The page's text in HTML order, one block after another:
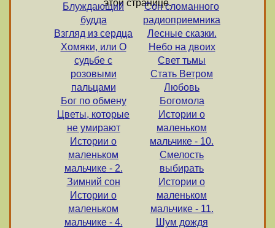
этой странице.
Блуждающий
будда
Взгляд из сердца
Хомяки, или О
судьбе с
розовыми
пальцами
Бог по обмену
Цветы, которые
не умирают
Истории о
маленьком
мальчике - 2.
Зимний сон
Истории о
маленьком
мальчике - 4.
Сон сломанного
радиоприемника
Лесные сказки.
Небо на двоих
Свет тьмы
Стать Ветром
Любовь
Богомола
Истории о
маленьком
мальчике - 10.
Смелость
выбирать
Истории о
маленьком
мальчике - 11.
Шум дождя